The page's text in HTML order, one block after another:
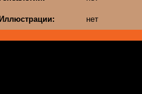
Иллюстрации: нет